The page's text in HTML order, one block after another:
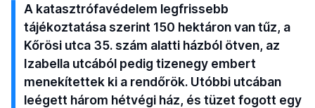
A katasztrófavédelem legfrissebb
tájékoztatása szerint 150 hektáron van tűz, a
Kőrösi utca 35. szám alatti házból ötven, az
Izabella utcából pedig tizenegy embert
menekítettek ki a rendőrök. Utóbbi utcában
leégett három hétvégi ház, és tüzet fogott egy